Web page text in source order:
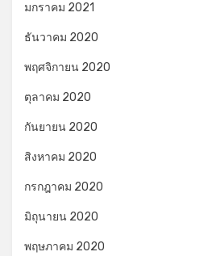
มกราคม 2021
ธันวาคม 2020
พฤศจิกายน 2020
ตุลาคม 2020
กันยายน 2020
สิงหาคม 2020
กรกฎาคม 2020
มิถุนายน 2020
พฤษภาคม 2020